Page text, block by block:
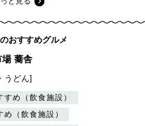
おすすめグルメ
場 蕎舎
うどん]
め（飲食施設）
（飲食施設）